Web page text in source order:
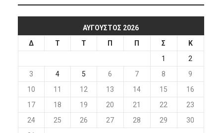
ΑΎΓΟΥΣΤΟΣ 2026
Δ
Τ Τ Π Π Σ
Κ
1
2
3
4 5 6 7 8
9
10
11 12 13 14 15
16
17
18 19 20 21 22
23
24
25 26 27 28 29
30